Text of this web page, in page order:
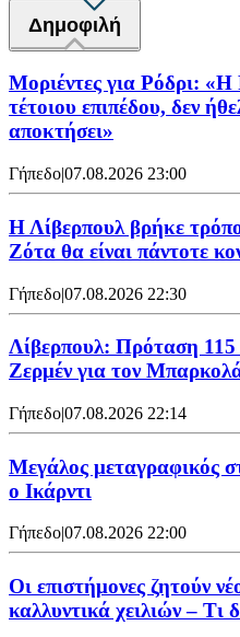
Δημοφιλή
Μοριέντες για Ρόδρι: «Η
τέτοιου επιπέδου, δεν
αποκτήσει»
Γήπεδο|07.08.2026 23:00
Η Λίβερπουλ βρήκε
Ζότα θα είναι πάντοτε
Γήπεδο|07.08.2026 22:30
Λίβερπουλ: Πρόταση
Ζερμέν για τον
Γήπεδο|07.08.2026 22:14
Μεγάλος μεταγραφικός
ο Ικάρντι
Γήπεδο|07.08.2026 22:00
Οι επιστήμονες ζητούν
καλλυντικά χειλιών – Τι